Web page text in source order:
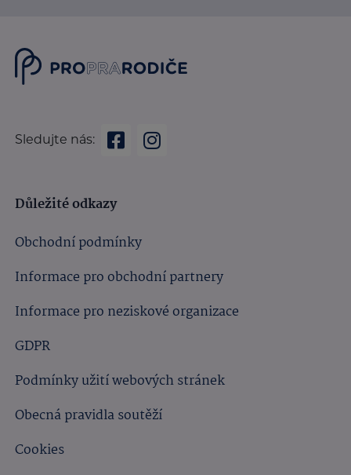
Sledujte nás:
Důležité odkazy
Obchodní podmínky
Informace pro obchodní partnery
Informace pro neziskové organizace
GDPR
Podmínky užití webových stránek
Obecná pravidla soutěží
Cookies